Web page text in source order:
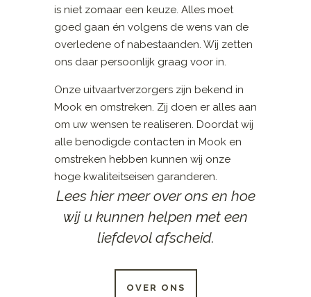
is niet zomaar een keuze. Alles moet
goed gaan én volgens de wens van de
overledene of nabestaanden. Wij zetten
ons daar persoonlijk graag voor in.
Onze uitvaartverzorgers zijn bekend in
Mook en omstreken. Zij doen er alles aan
om uw wensen te realiseren. Doordat wij
alle benodigde contacten in Mook en
omstreken hebben kunnen wij onze
hoge kwaliteitseisen garanderen.
Lees hier meer over ons en hoe
wij u kunnen helpen met een
liefdevol afscheid.
OVER ONS